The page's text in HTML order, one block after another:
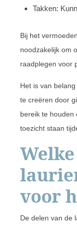
Takken:
Bij het
noodzakelijk om
raadplegen voor
Het is van
te creëren door
bereik te houden
toezicht staan
voor
De delen van de